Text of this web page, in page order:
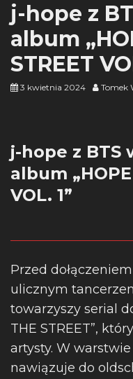
j-hope z
album
STREET
3 kwietnia 2024 Tomek
j-hope z BTS
album
VOL. 1”
Przed
ulicznym
towarzyszy serial
THE STREET”,
artysty. W
nawiązuje do